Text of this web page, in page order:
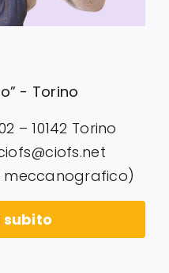
- Torino
– 10142 Torino
meccanografico)